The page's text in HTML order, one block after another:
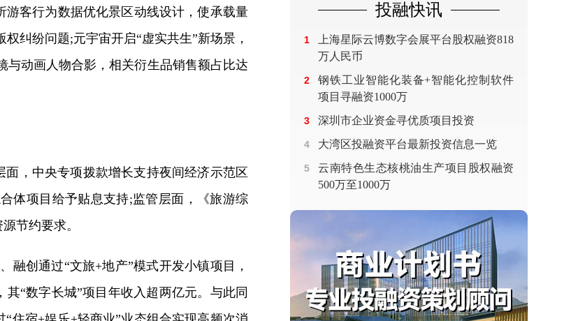
客行为数据优化景区动线设计，使承载量
纠纷问题;元宇宙开启“虚实共生”新场景，
与动画人物合影，相关衍生品销售额占比达
，中央专项拨款增长支持夜间经济示范区
体项目给予贴息支持;监管层面，《旅游综
节约要求。
融创通过“文旅+地产”模式开发小镇项目，
“数字长城”项目年收入超两亿元。与此同
投融快讯
1
上海星际云博数字会展平台股权融资818
万人民币
2
钢铁工业智能化装备+智能化控制软件
项目寻融资1000万
3 深圳市企业资金寻优质项目投资
4 大湾区投融资平台最新投资信息一览
5
云南特色生态核桃油生产项目股权融资
500万至1000万